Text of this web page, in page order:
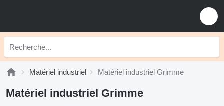
Matériel industriel Matériel industriel Grimme
Matériel industriel Grimme